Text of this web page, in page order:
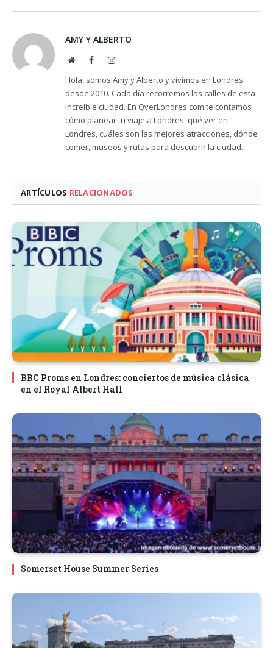
AMY Y ALBERTO
WebsiteFacebookInstagram
Hola, somos Amy y Alberto y vivimos en Londres
desde 2010. Cada día recorremos las calles de esta
increíble ciudad. En QverLondres.com te contamos
cómo planear tu viaje a Londres, qué ver en
Londres, cuáles son las mejores atracciones, dónde
comer, museos y rutas para descubrir la ciudad.
ARTÍCULOS RELACIONADOS
BBC Proms en Londres: conciertos de música clásica
en el Royal Albert Hall
Somerset House Summer Series